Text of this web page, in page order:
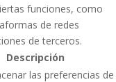
funciones, como
de redes
de terceros.
Descripción
las preferencias de